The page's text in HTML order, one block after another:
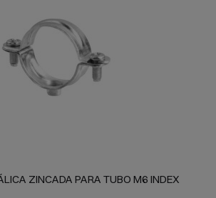
ZINCADA PARA TUBO M6 INDEX